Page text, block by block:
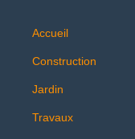
Accueil
Construction
Jardin
Travaux